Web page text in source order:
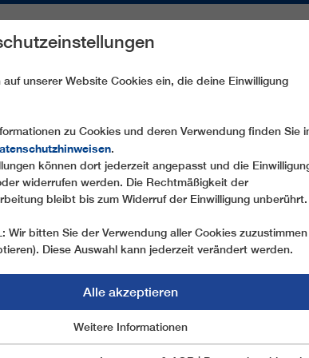
ERSATZTEILE SERVICE
auf unserer Website Cookies ein, die deine Einwilligung
zu Cookies und deren Verwendung finden Sie
.
können dort jederzeit angepasst und die
widerrufen werden. Die Rechtmäßigkeit der
bleibt bis zum Widerruf der Einwilligung unberührt.
Wir bitten Sie der Verwendung aller Cookies zuzustimmen
Diese Auswahl kann jederzeit verändert werden.
Alle akzeptieren
Marketing
Weitere Informationen